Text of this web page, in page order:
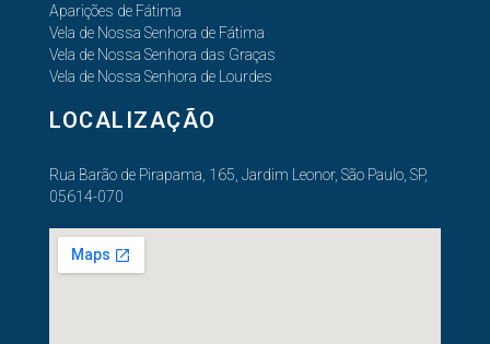
Aparições de Fátima
Vela de Nossa Senhora de Fátima
Vela de Nossa Senhora das Graças
Vela de Nossa Senhora de Lourdes
LOCALIZAÇÃO
Rua Barão de Pirapama, 165, Jardim Leonor, São Paulo, SP,
05614-070